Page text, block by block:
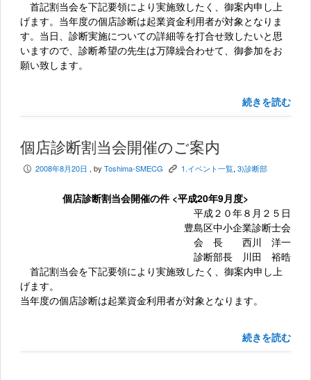
首記割当会を下記要領により実施致したく、御案内申し上
げます。当年度の個店診断は起業資金利用者が対象となりま
す。当日、診断実施についての詳細等を打合せ致したいと思
いますので、診断希望の先生は万障繰合わせて、御参加をお
願い致します。
続きを読む
個店診断割当会開催のご案内
P 2008年8月20日 , by Toshima-SMECG K 1.イベント一覧, 3)診断部
個店診断割当会開催の件 <平成20年9月度>
平成２０年８月２５日
豊島区中小企業診断士会
会 長 西川 洋一
診断部長 川田 裕晧
首記割当会を下記要領により実施致したく、御案内申し上
げます。
当年度の個店診断は起業資金利用者が対象となります。
続きを読む